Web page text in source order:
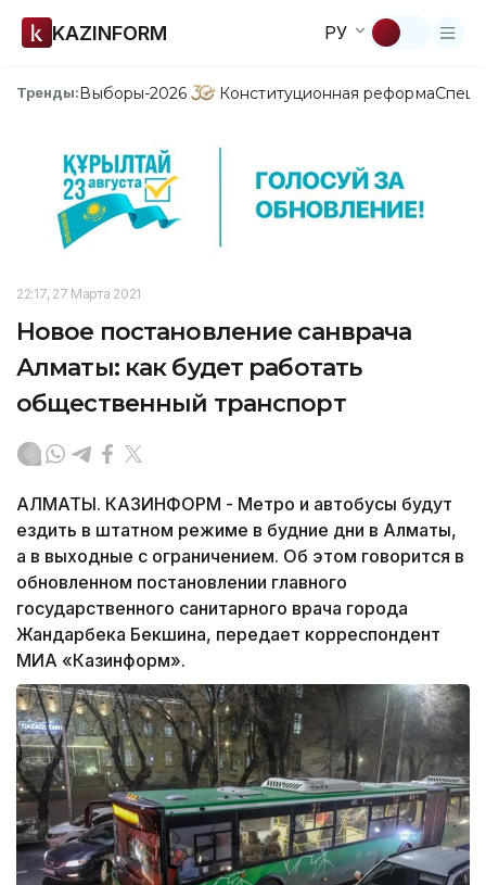
KAZINFORM РУ
Тренды:Выборы-2026 Конституционная реформа
22:17, 27 Марта 2021
Новое постановление санврача
Алматы: как будет работать
общественный транспорт
АЛМАТЫ. КАЗИНФОРМ - Метро и автобусы будут
ездить в штатном режиме в будние дни в Алматы,
а в выходные с ограничением. Об этом говорится в
обновленном постановлении главного
государственного санитарного врача города
Жандарбека Бекшина, передает корреспондент
МИА «Казинформ».